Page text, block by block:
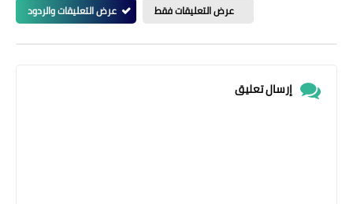
عرض التعليقات فقط
عرض التعليقات والردود
إرسال تعليق